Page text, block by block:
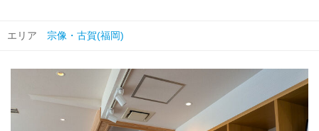
エリア 宗像・古賀(福岡)